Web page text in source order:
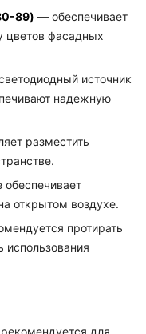
89) — обеспечивает
цветов фасадных
источник
надежную
разместить
открытом воздухе.
протирать
использования
рекомендуется для